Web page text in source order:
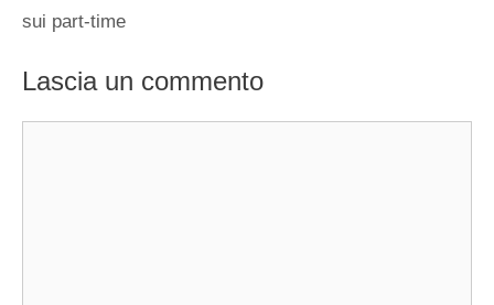
sui part-time
Lascia un commento